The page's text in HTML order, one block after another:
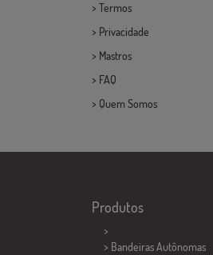
> Termos
> Privacidade
> Mastros
> FAQ
> Quem Somos
Produtos
>
> Bandeiras Autônomas